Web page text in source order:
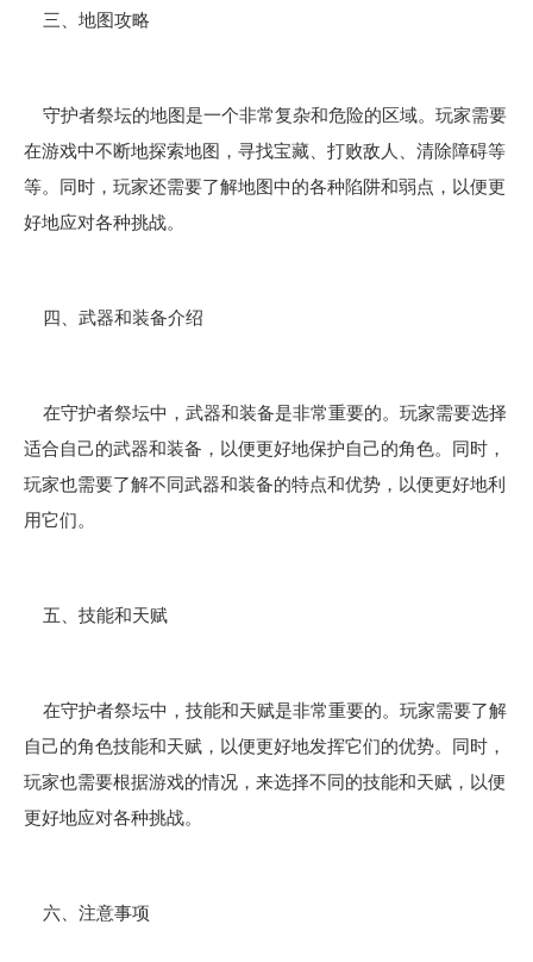
三、地图攻略
守护者祭坛的地图是一个非常复杂和危险的区域。玩家需要
在游戏中不断地探索地图，寻找宝藏、打败敌人、清除障碍等
等。同时，玩家还需要了解地图中的各种陷阱和弱点，以便更
好地应对各种挑战。
四、武器和装备介绍
在守护者祭坛中，武器和装备是非常重要的。玩家需要选择
适合自己的武器和装备，以便更好地保护自己的角色。同时，
玩家也需要了解不同武器和装备的特点和优势，以便更好地利
用它们。
五、技能和天赋
在守护者祭坛中，技能和天赋是非常重要的。玩家需要了解
自己的角色技能和天赋，以便更好地发挥它们的优势。同时，
玩家也需要根据游戏的情况，来选择不同的技能和天赋，以便
更好地应对各种挑战。
六、注意事项